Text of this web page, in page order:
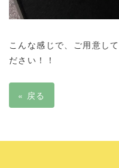
こんな感じで、ご用意し
ださい！！
« 戻る